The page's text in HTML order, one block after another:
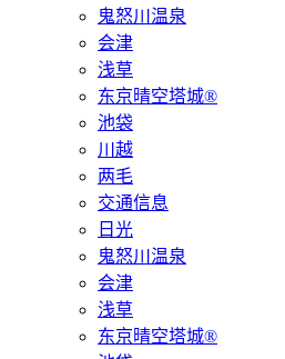
鬼怒川温泉
会津
浅草
东京晴空塔城®
池袋
川越
两毛
交通信息
日光
鬼怒川温泉
会津
浅草
东京晴空塔城®